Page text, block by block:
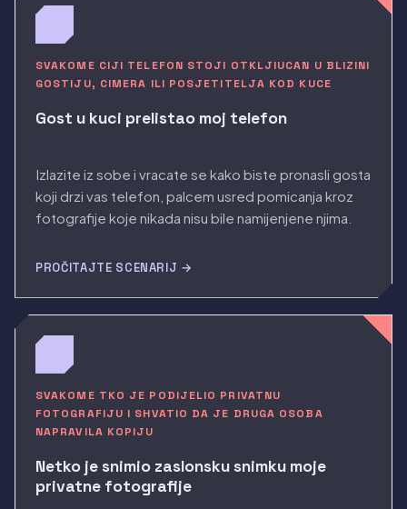
SVAKOME CIJI TELEFON STOJI OTKLJIUCAN U BLIZINI
GOSTIJU, CIMERA ILI POSJETITELJA KOD KUCE
Gost u kuci prelistao moj telefon
Izlazite iz sobe i vracate se kako biste pronasli gosta
koji drzi vas telefon, palcem usred pomicanja kroz
fotografije koje nikada nisu bile namijenjene njima.
PROČITAJTE SCENARIJ →
SVAKOME TKO JE PODIJELIO PRIVATNU
FOTOGRAFIJU I SHVATIO DA JE DRUGA OSOBA
NAPRAVILA KOPIJU
Netko je snimio zaslonsku snimku moje
privatne fotografije